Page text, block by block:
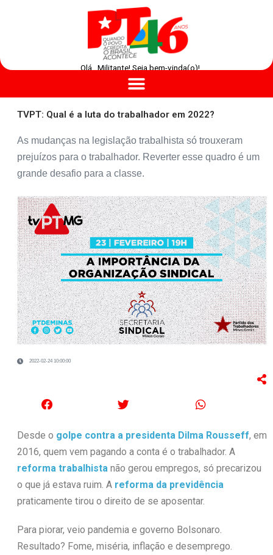
Olá , Militante! Seja bem-vinda(o)!
TVPT: Qual é a luta do trabalhador em 2022?
As mudanças na legislação trabalhista só trouxeram
prejuízos para o trabalhador. Reverter esse quadro é um
grande desafio para a classe.
2022-02-24 10:00:00
Desde o golpe contra a presidenta Dilma Rousseff, em
2016, quem vem pagando a conta é o trabalhador. A
reforma trabalhistanão gerou empregos, só precarizou
o que já estava ruim. A reforma da previdência
praticamente tirou o direito de se aposentar.
Para piorar, veio pandemia e governo Bolsonaro.
Resultado? Fome, miséria, inflação e desemprego.